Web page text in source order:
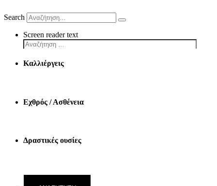
Search
Screen reader text
Καλλιέργεις
Εχθρός / Ασθένεια
Δραστικές ουσίες